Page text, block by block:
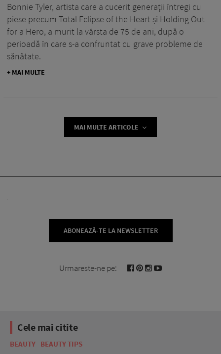
Bonnie Tyler, artista care a cucerit generații întregi cu
piese precum Total Eclipse of the Heart și Holding Out
for a Hero, a murit la vârsta de 75 de ani, după o
perioadă în care s-a confruntat cu grave probleme de
sănătate.
+ MAI MULTE
MAI MULTE ARTICOLE
ABONEAZĂ-TE LA NEWSLETTER
Urmareste-ne pe:
Cele mai citite
BEAUTY BEAUTY TIPS